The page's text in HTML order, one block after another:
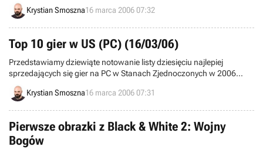
specjalnych. Ówczesne zapowiedzi członków firmy Lionhead
Krystian Smoszna16 marca 2006 07:32
Top 10 gier w US (PC) (16/03/06)
Przedstawiamy dziewiąte notowanie listy dziesięciu najlepiej
sprzedających się gier na PC w Stanach Zjednoczonych w 2006
roku, opracowane przez kompanię NPD. Lista obejmuje gry
sprzedane w okresie od 26 lutego do 4 marca.
Krystian Smoszna16 marca 2006 07:31
Pierwsze obrazki z Black & White 2: Wojny
Bogów